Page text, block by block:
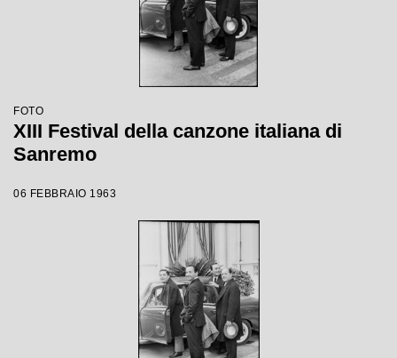
FOTO
XIII Festival della canzone italiana di
Sanremo
06 FEBBRAIO 1963